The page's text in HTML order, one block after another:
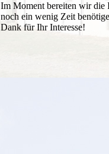
Im Moment bereiten wir die
noch ein wenig Zeit
Dank für Ihr Interesse!